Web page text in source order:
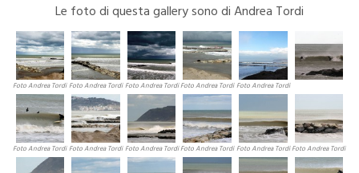
Le foto di questa gallery sono di Andrea Tordi
Foto Andrea TordiFoto Andrea Tordi Foto Andrea TordiFoto Andrea Tordi Foto Andrea Tordi
Foto Andrea TordiFoto Andrea Tordi Foto Andrea TordiFoto Andrea Tordi Foto Andrea TordiFoto Andrea Tordi